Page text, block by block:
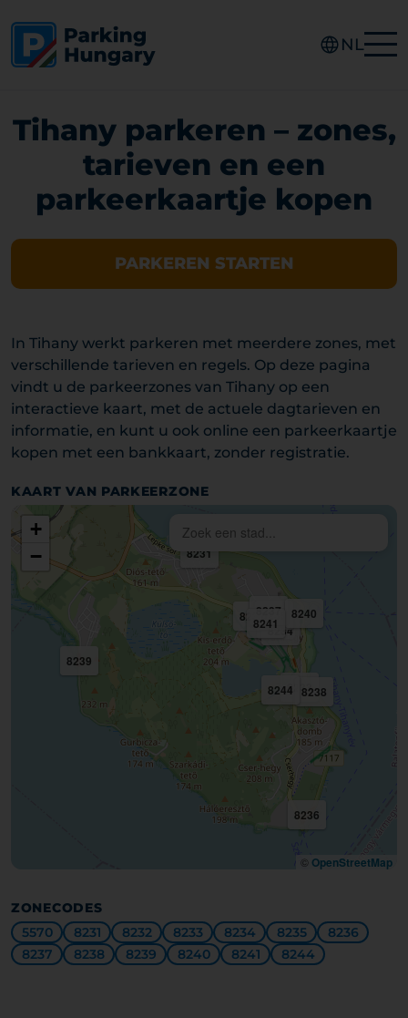
NL
Tihany parkeren – zones,
tarieven en een
parkeerkaartje kopen
PARKEREN STARTEN
In Tihany werkt parkeren met meerdere zones, met
verschillende tarieven en regels. Op deze pagina
vindt u de parkeerzones van Tihany op een
interactieve kaart, met de actuele dagtarieven en
informatie, en kunt u ook online een parkeerkaartje
kopen met een bankkaart, zonder registratie.
KAART VAN PARKEERZONE
5570
8231
8232
8233
8234
8236
8237
8238
8239
8240
8241
8244
+
−
© OpenStreetMap
ZONECODES
5570
8231 8232 8233 8234 8235
8236
8237
8238 8239 8240 8241 8244